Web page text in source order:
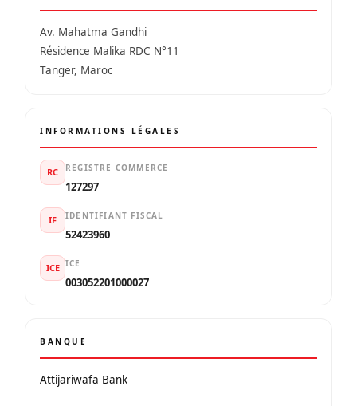
Av. Mahatma Gandhi
Résidence Malika RDC N°11
Tanger, Maroc
INFORMATIONS LÉGALES
RC REGISTRE COMMERCE
127297
IF IDENTIFIANT FISCAL
52423960
ICE ICE
003052201000027
BANQUE
Attijariwafa Bank